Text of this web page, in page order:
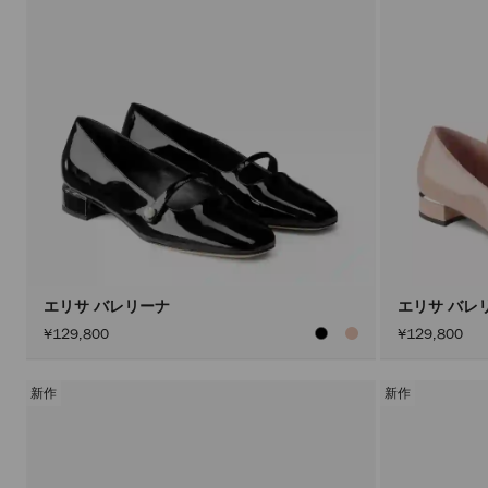
エリサ バレリーナ
¥129,800
エリサ バレ
¥129,800
新作 新作